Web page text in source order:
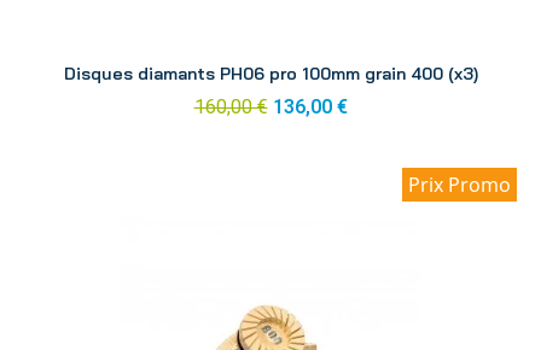
Disques diamants PH06 pro 100mm grain 400 (x3)
160,00 € 136,00 €
Prix Promo